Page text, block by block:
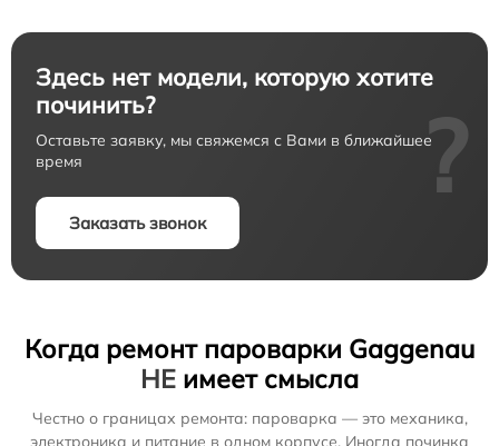
Здесь нет модели, которую хотите
починить?
Оставьте заявку, мы свяжемся с Вами в ближайшее
время
Заказать звонок
?
Когда ремонт пароварки Gaggenau
НЕ имеет смысла
Честно о границах ремонта: пароварка — это механика,
электроника и питание в одном корпусе. Иногда починка